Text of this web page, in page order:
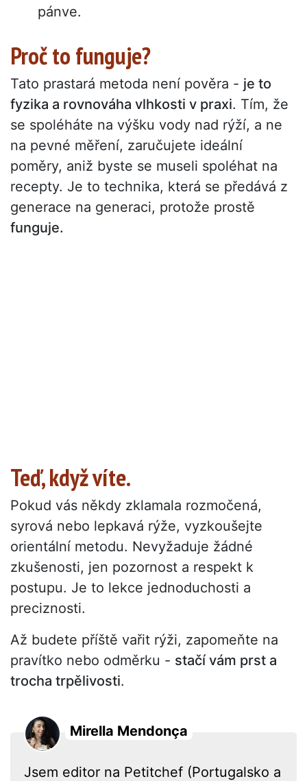
pánve.
Proč to funguje?
Tato prastará metoda není pověra - je to
fyzika a rovnováha vlhkosti v praxi. Tím, že
se spoléháte na výšku vody nad rýží, a ne
na pevné měření, zaručujete ideální
poměry, aniž byste se museli spoléhat na
recepty. Je to technika, která se předává z
generace na generaci, protože prostě
funguje.
Teď, když víte.
Pokud vás někdy zklamala rozmočená,
syrová nebo lepkavá rýže, vyzkoušejte
orientální metodu. Nevyžaduje žádné
zkušenosti, jen pozornost a respekt k
postupu. Je to lekce jednoduchosti a
preciznosti.
Až budete příště vařit rýži, zapomeňte na
pravítko nebo odměrku - stačí vám prst a
trocha trpělivosti.
Mirella Mendonça
Jsem editor na Petitchef (Portugalsko a